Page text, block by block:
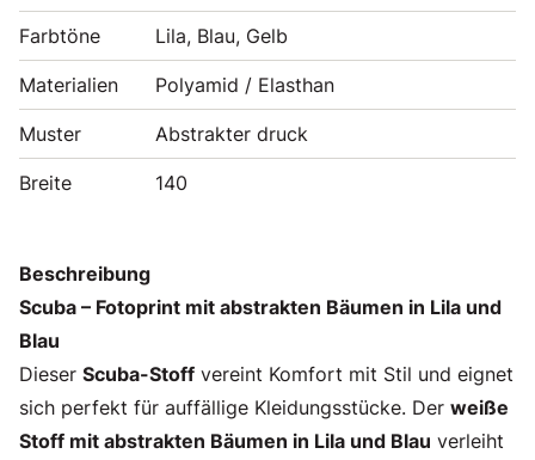
Farbtöne Lila, Blau, Gelb
Materialien Polyamid / Elasthan
Muster Abstrakter druck
Breite 140
Beschreibung
Scuba – Fotoprint mit abstrakten Bäumen in Lila und
Blau
Dieser Scuba-Stoff vereint Komfort mit Stil und eignet
sich perfekt für auffällige Kleidungsstücke. Der weiße
Stoff mit abstrakten Bäumen in Lila und Blau verleiht